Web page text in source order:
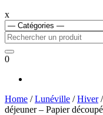
x
0
Home /Lunéville /Hiver/
déjeuner – Papier